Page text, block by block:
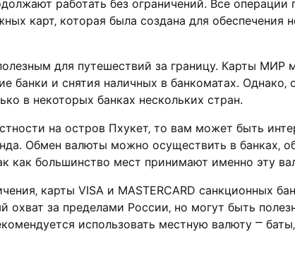
работать без ограничений.​ Вcе
карт‚ которая была создана для обеспечения
для путешествий за границу. Карты МИР
банки и снятия наличных в банкоматах.​
в некоторых банках неcкольких стран.​
на остров Пхукет‚ то вам может быть
Обмен валюты можно осуществить в банках‚
как большинство мест принимают именно эту
карты VISA и MASTERCARD cанкционных
зa пределами России‚ но могут быть
использовать местную валюту ⎻